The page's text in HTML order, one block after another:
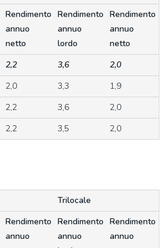
Rendimento
annuo
netto
Rendimento
annuo
lordo
Rendimento
annuo
netto
2,2 3,6
2,0
2,0 3,3
1,9
2,2 3,6
2,0
2,2 3,5 2,0
Trilocale
Rendimento
annuo
Rendimento
annuo
Rendimento
annuo